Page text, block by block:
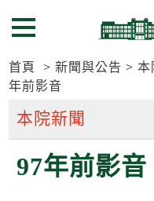
到
要
內
塊
到
要
內
塊
選單按鈕
首頁 新聞與公告 本
年前影音
97年前影音